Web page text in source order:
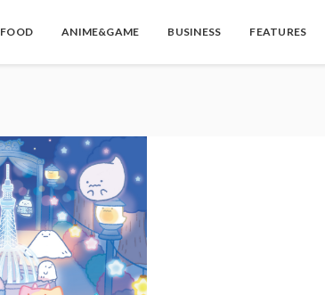
FOOD ANIME&GAME BUSINESS FEATURES